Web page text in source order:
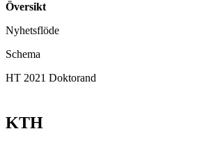
Översikt
Nyhetsflöde
Schema
HT 2021 Doktorand
KTH